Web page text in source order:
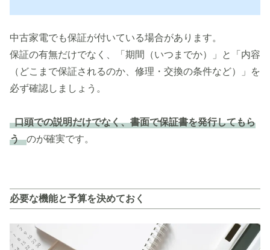
中古家電でも保証が付いている場合があります。
保証の有無だけでなく、「期間（いつまでか）」と「内容
（どこまで保証されるのか、修理・交換の条件など）」を
必ず確認しましょう。
口頭での説明だけでなく、書面で保証書を発行してもら
う のが確実です。
必要な機能と予算を決めておく